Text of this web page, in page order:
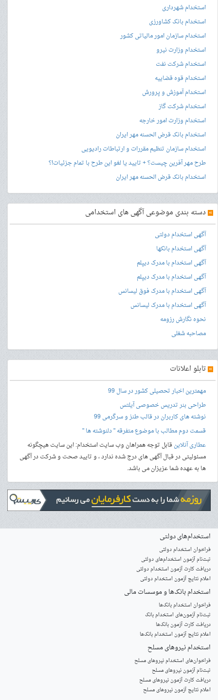
استخدام شهرداری
استخدام بانک کشاورزی
استخدام سازمان امور مالیاتی کشور
استخدام وزارت نیرو
استخدام شرکت نفت
استخدام قوه قضاییه
استخدام آموزش و پرورش
استخدام شرکت گاز
استخدام وزارت امور خارجه
استخدام بانک قرض الحسنه مهر ایران
استخدام سازمان تنظیم مقررات و ارتباطات رادیویی
طرح مهر آفرین چیست؟ + تایید یا لغو این طرح با تمام جزئیات!؟
استخدام بانک قرض الحسنه مهر ایران
» دسته بندی موضوعی آگهی های استخدامی
آگهی استخدام دولتی
آگهی استخدام بانکها
آگهی استخدام با مدرک دیپلم
آگهی استخدام با مدرک دیپلم
آگهی استخدام با مدرک فوق لیسانس
آگهی استخدام با مدرک لیسانس
نحوه نگارش رزومه
مصاحبه شغلی
» تابلو اعلانات
مهمترین اخبار تحصیلی کشور در سال 99
طراحی بنرتدریس خصوصی آیلتس
نوشته های کاربران در قالب طنز و سرگرمی 99
قسمت دوم مطالب با موضوع متفرقه " دلنوشته ها "
عطاری آنلاینقابل توجه همراهان وب سایت استخدام: این سایت هیچگونه
مسئولیتی در قبال آگهی های درج شده ندارد ، و تایید صحت و شرکت در آگهی
ها به عهده شما عزیزان می باشد.
استخدام‌های دولتی
فراخوان استخدام دولتی
ثبت‌نام آزمون‌ استخدام‌های دولتی
دریافت کارت آزمون استخدام دولتی
اعلام نتایج آزمون استخدام دولتی
استخدام‌ بانک‌ها و موسسات مالی
فراخوان استخدام بانک‌ها
‌ثبت‌نام آزمون‌های استخدام بانک
دریافت کارت آزمون بانک‌ها
اعلام نتایج آزمون استخدام بانک‌ها
استخدام‌ نیروهای مسلح
‌فراخوان‌های استخدام‌ نیروهای مسلح
ثبت‌نام آزمون نیروهای مسلح
دریافت کارت آزمون نیروهای مسلح
اعلام نتایج آزمون نیروهای مسلح